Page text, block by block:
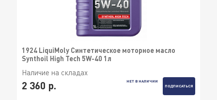
1924 LiquiMoly Синтетическое моторное масло
Synthoil High Tech 5W-40 1л
Наличие на складах
2 360 р.
НЕТ В НАЛИЧИИ
ПОДПИСАТЬСЯ